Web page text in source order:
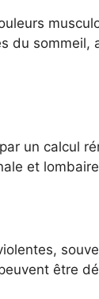
du sommeil,
un calcul
et
être